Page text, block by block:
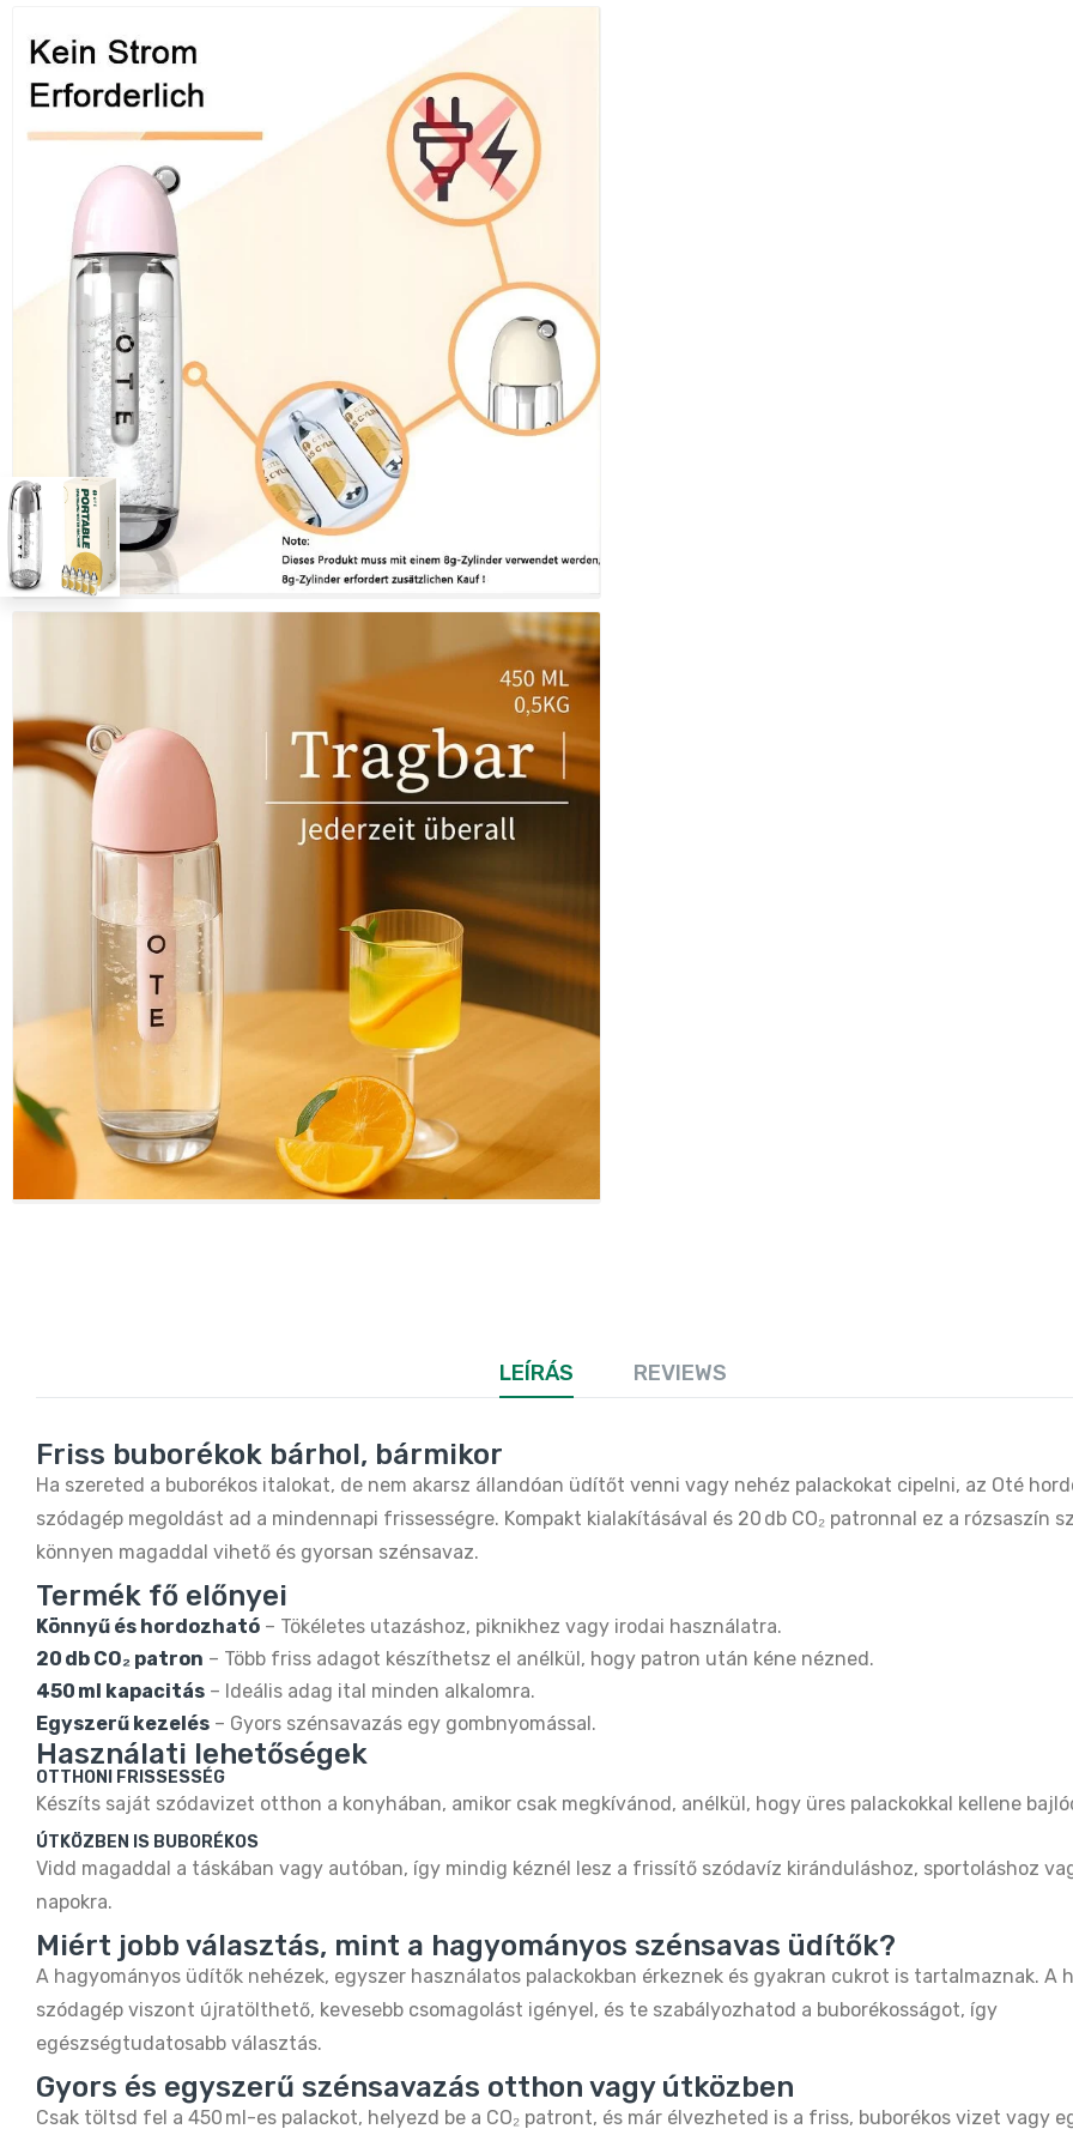
Oté Hordozható Szódagép 450 ml + 20 db CO₂ patron –
OTE hordozható szódakészítő gép – CO₂ patronnal 20 db frissítő
szódához
9.890 Ft
Buydeem DT620E 2‑Szeletes Kenyérpirító – Ezüst, Állítható
Buydeem DT620E Citromsárga 2‑Szeletes Kenyérpirító – 7
14.890 Ft
Buydeem DT620E Retro 2‑Szeletes Kenyérpirító – Zöld,
Fokozat
16.990 Ft
18.790 Ft
Buydeem DT640E 4 szeletes kenyérpirító – retro citromsárga
design
19.990 Ft
LEÍRÁS REVIEWS
Friss buborékok bárhol, bármikor
Ha szereted a buborékos italokat, de nem akarsz állandóan üdítőt venni vagy nehéz palackokat cipelni, az Oté
szódagép megoldást ad a mindennapi frissességre. Kompakt kialakításával és 20 db CO₂ patronnal ez a rózsaszín
könnyen magaddal vihető és gyorsan szénsavaz.
Termék fő előnyei
Könnyű és hordozható – Tökéletes utazáshoz, piknikhez vagy irodai használatra.
20 db CO₂ patron – Több friss adagot készíthetsz el anélkül, hogy patron után kéne nézned.
450 ml kapacitás – Ideális adag ital minden alkalomra.
Egyszerű kezelés – Gyors szénsavazás egy gombnyomással.
Használati lehetőségek
OTTHONI FRISSESSÉG
Készíts saját szódavizet otthon a konyhában, amikor csak megkívánod, anélkül, hogy üres palackokkal kellene
ÚTKÖZBEN IS BUBORÉKOS
Vidd magaddal a táskában vagy autóban, így mindig kéznél lesz a frissítő szódavíz kiránduláshoz, sportoláshoz
napokra.
Miért jobb választás, mint a hagyományos szénsavas üdítők?
A hagyományos üdítők nehézek, egyszer használatos palackokban érkeznek és gyakran cukrot is tartalmaznak. A
szódagép viszont újratölthető, kevesebb csomagolást igényel, és te szabályozhatod a buborékosságot, így
egészségtudatosabb választás.
Gyors és egyszerű szénsavazás otthon vagy útközben
Csak töltsd fel a 450 ml-es palackot, helyezd be a CO₂ patront, és már élvezheted is a friss, buborékos vizet vagy